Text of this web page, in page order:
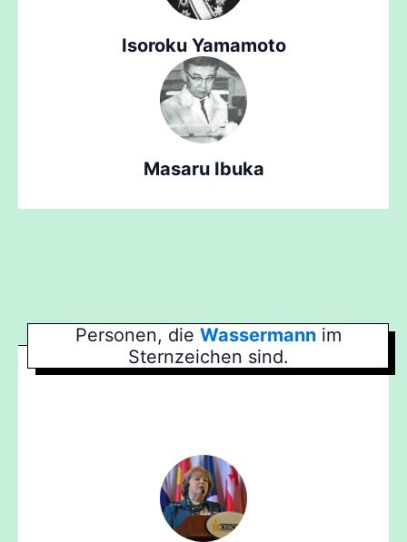
Isoroku Yamamoto
Masaru Ibuka
Personen, die Wassermann im
Sternzeichen sind.